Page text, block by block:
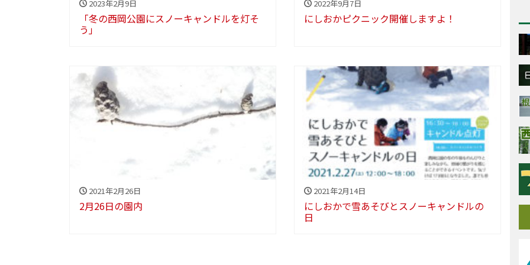
2023年2月9日
「冬の西岡公園にスノーキャンドルを灯そ
う」
2022年9月7日
にしおかピクニック開催しますよ！
2021年2月26日
2月26日の園内
2021年2月14日
にしおかで雪あそびとスノーキャンドルの
日